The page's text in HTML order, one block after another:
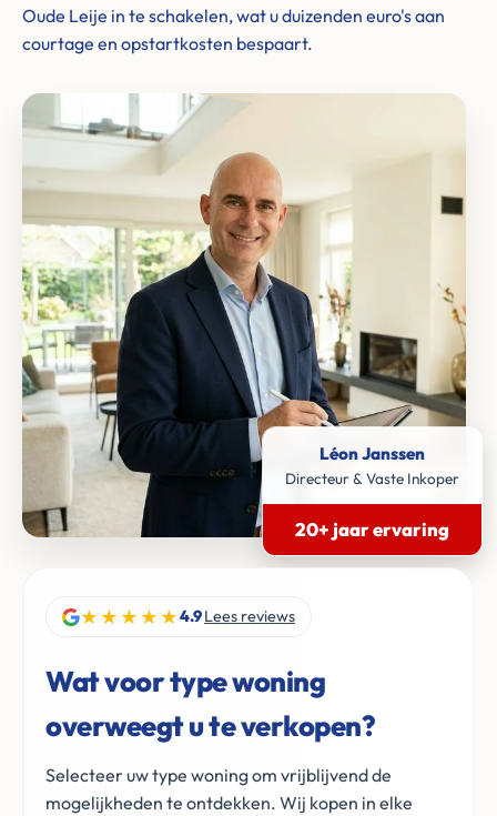
Oude Leije in te schakelen, wat u duizenden euro's aan
courtage en opstartkosten bespaart.
Léon Janssen
Directeur & Vaste Inkoper
20+ jaar ervaring
★★★★★4.9Lees reviews
Wat voor type woning
overweegt u te verkopen?
Selecteer uw type woning om vrijblijvend de
mogelijkheden te ontdekken. Wij kopen in elke